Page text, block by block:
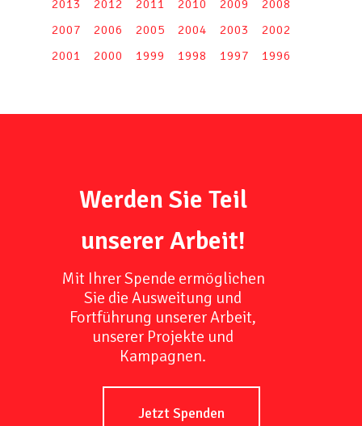
2013
2012 2011 2010 2009
2008
2007
2006 2005 2004 2003
2002
2001
2000 1999 1998 1997 1996
Werden Sie Teil
unserer Arbeit!
Mit Ihrer Spende ermöglichen
Sie die Ausweitung und
Fortführung unserer Arbeit,
unserer Projekte und
Kampagnen.
Jetzt Spenden